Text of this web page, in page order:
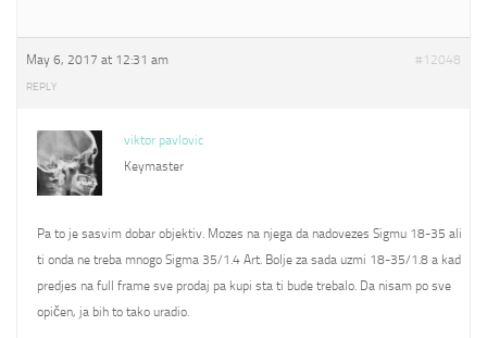
May 6, 2017 at 12:31 am #12048
REPLY
viktor pavlovic
Keymaster
Pa to je sasvim dobar objektiv. Mozes na njega da nadovezes Sigmu 18-35 ali
ti onda ne treba mnogo Sigma 35/1.4 Art. Bolje za sada uzmi 18-35/1.8 a kad
predjes na full frame sve prodaj pa kupi sta ti bude trebalo. Da nisam po sve
opičen, ja bih to tako uradio.